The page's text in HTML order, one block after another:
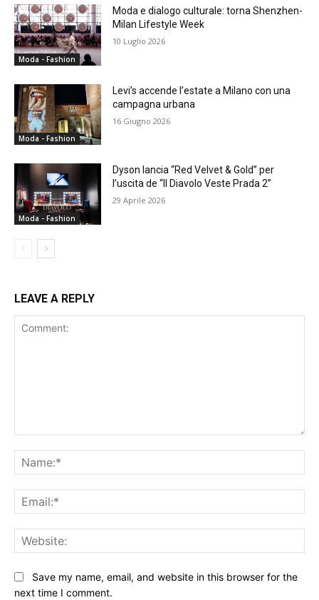
Moda - Fashion
Moda e dialogo culturale: torna Shenzhen-
Milan Lifestyle Week
10 Luglio 2026
Moda - Fashion
Levi’s accende l’estate a Milano con una
campagna urbana
16 Giugno 2026
Moda - Fashion
Dyson lancia “Red Velvet & Gold” per
l’uscita de “Il Diavolo Veste Prada 2”
29 Aprile 2026
LEAVE A REPLY
Save my name, email, and website in this browser for the
next time I comment.